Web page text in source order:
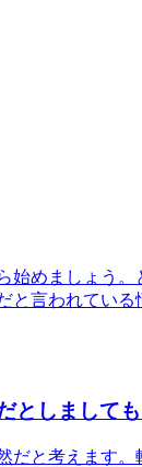
始めましょう
と言われてい
としまして
だと考えます